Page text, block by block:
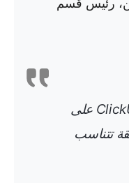
تساعدني طرق عرض ClickUp على
تتناسب